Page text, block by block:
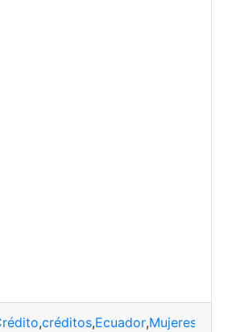
,créditos,Ecuador,Mujeres